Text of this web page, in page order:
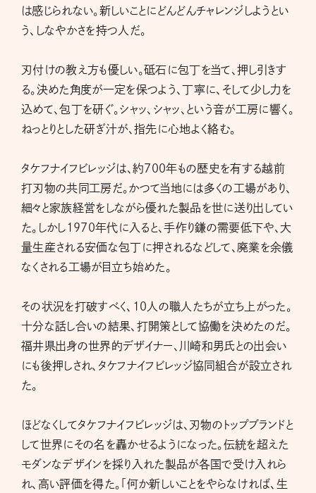
は感じられない。新しいことにどんどんチャレンジしようとい
う、しなやかさを持つ人だ。
刃付けの教え方も優しい。砥石に包丁を当て、押し引きす
る。決めた角度が一定を保つよう、丁寧に、そして少し力を
込めて、包丁を研ぐ。シャッ、シャッ、という音が工房に響く。
ねっとりとした研ぎ汁が、指先に心地よく絡む。
タケフナイフビレッジは、約700年もの歴史を有する越前
打刃物の共同工房だ。かつて当地には多くの工場があり、
細々と家族経営をしながら優れた製品を世に送り出してい
た。しかし1970年代に入ると、手作り鎌の需要低下や、大
量生産される安価な包丁に押されるなどして、廃業を余儀
なくされる工場が目立ち始めた。
その状況を打破すべく、10人の職人たちが立ち上がった。
十分な話し合いの結果、打開策として協働を決めたのだ。
福井県出身の世界的デザイナー、川崎和男氏との出会い
にも後押しされ、タケフナイフビレッジ協同組合が設立され
た。
ほどなくしてタケフナイフビレッジは、刃物のトップブランドと
して世界にその名を轟かせるようになった。伝統を超えた
モダンなデザインを採り入れた製品が各国で受け入れら
れ、高い評価を得た。「何か新しいことをやらなければ、生